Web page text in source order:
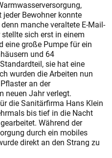
Bewohner konnte
manche veraltete E-Mail-
sich erst in einem
eine große Pumpe für ein
und 64
sie hat eine
wurden die Arbeiten nun
an der
neuen Jahr verlegt.
die Sanitärfirma Hans Klein
bis tief in die Nacht
Während der
durch ein mobiles
direkt an den Strang zu